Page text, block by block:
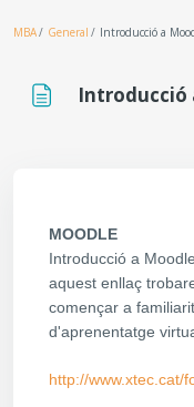
MBA General Introducció a
Introducció
MOODLE
Introducció a
aquest enllaç
començar a
d'aprenentatge
http://www.xtec.cat/